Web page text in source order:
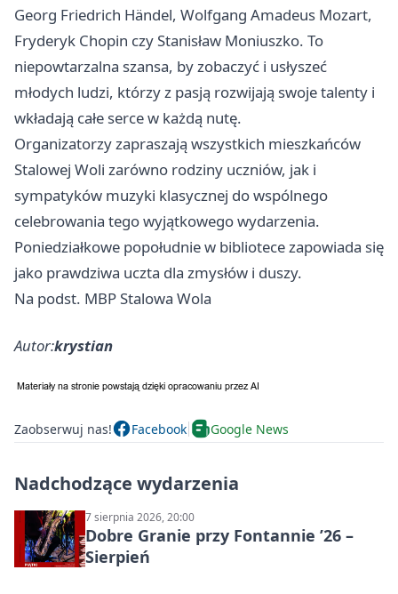
Georg Friedrich Händel, Wolfgang Amadeus Mozart,
Fryderyk Chopin czy Stanisław Moniuszko. To
niepowtarzalna szansa, by zobaczyć i usłyszeć
młodych ludzi, którzy z pasją rozwijają swoje talenty i
wkładają całe serce w każdą nutę.
Organizatorzy zapraszają wszystkich mieszkańców
Stalowej Woli zarówno rodziny uczniów, jak i
sympatyków muzyki klasycznej do wspólnego
celebrowania tego wyjątkowego wydarzenia.
Poniedziałkowe popołudnie w bibliotece zapowiada się
jako prawdziwa uczta dla zmysłów i duszy.
Na podst. MBP Stalowa Wola
Autor:krystian
Zaobserwuj nas! Facebook Google News
Nadchodzące wydarzenia
7 sierpnia 2026, 20:00
Dobre Granie przy Fontannie ’26 –
Sierpień